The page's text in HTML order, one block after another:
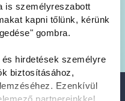
is személyreszabott
kapni tőlünk, kérünk
gombra.
hirdetések személyre
biztosításához,
Ezenkívül
partnereinkkel
és hozzájárulok ahhoz,
hírleveleket kapjak. A
Adatvédelmi tájékoztatót